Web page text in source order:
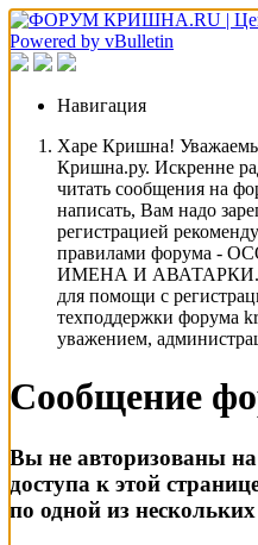
Навигация
Харе Кришна!
Кришна.ру. Искренне
читать сообщения на
написать, Вам надо
регистрацией
правилами форума -
ИМЕНА И АВАТАРКИ.
для помощи с
техподдержки форума
уважением,
Сообщение
Вы не авторизованы на
доступа к этой
по одной из